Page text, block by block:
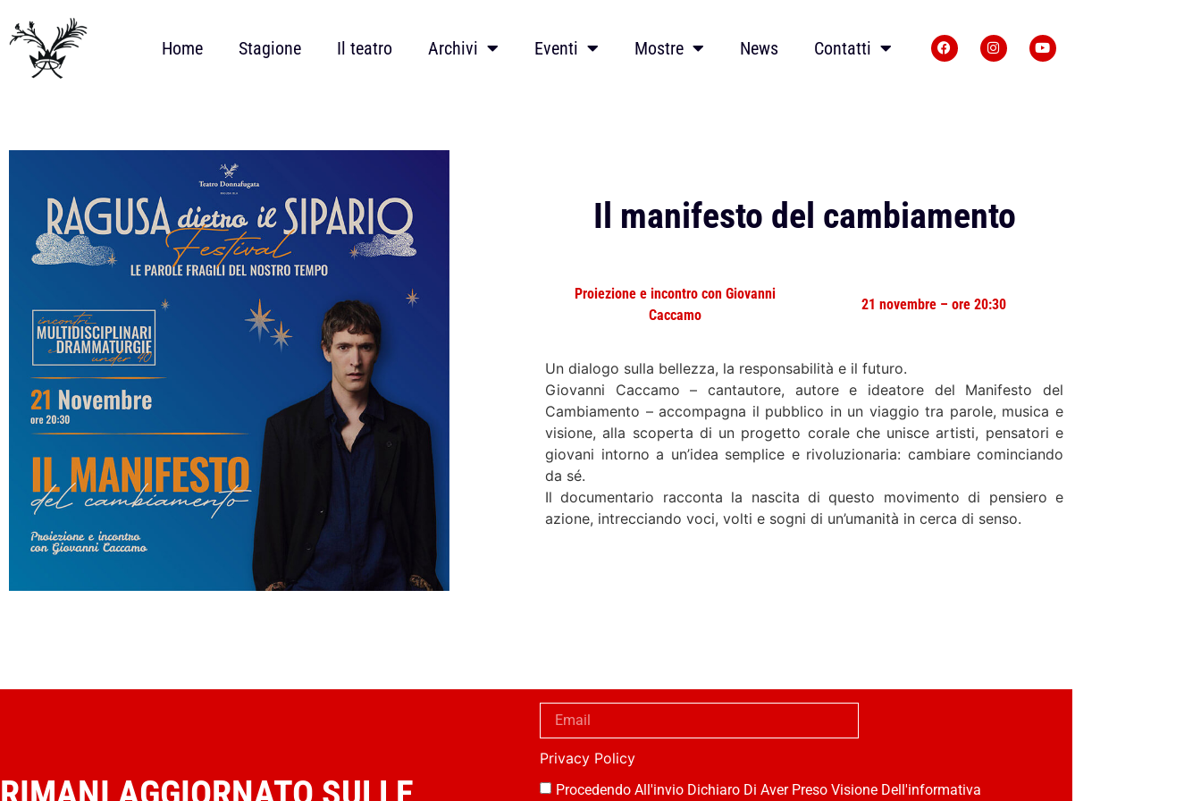
Home Stagione Il teatro Archivi Eventi Mostre News Contatti
Il manifesto del cambiamento
Proiezione e incontro con Giovanni
Caccamo
21 novembre – ore 20:30
Un dialogo sulla bellezza, la responsabilità e il futuro.
Giovanni Caccamo – cantautore, autore e ideatore del Manifesto del
Cambiamento – accompagna il pubblico in un viaggio tra parole, musica e
visione, alla scoperta di un progetto corale che unisce artisti, pensatori e
giovani intorno a un’idea semplice e rivoluzionaria: cambiare cominciando
da sé.
Il documentario racconta la nascita di questo movimento di pensiero e
azione, intrecciando voci, volti e sogni di un’umanità in cerca di senso.
Privacy Policy
Procedendo All'invio Dichiaro Di Aver Preso Visione Dell'informativa